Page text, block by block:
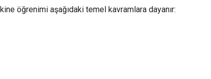
öğrenimi aşağıdaki temel kavramlara dayanır: